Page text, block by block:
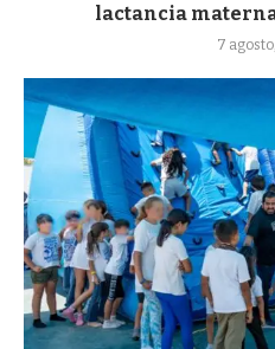
lactancia
7